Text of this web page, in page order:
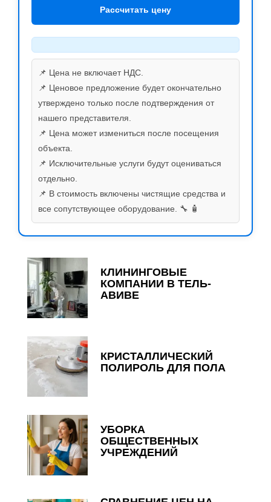
Рассчитать цену
📌 Цена не включает НДС.
📌 Ценовое предложение будет окончательно
утверждено только после подтверждения от
нашего представителя.
📌 Цена может измениться после посещения
объекта.
📌 Исключительные услуги будут оцениваться
отдельно.
📌 В стоимость включены чистящие средства и
все сопутствующее оборудование. 🔧 🧴
КЛИНИНГОВЫЕ
КОМПАНИИ В ТЕЛЬ-
АВИВЕ
КРИСТАЛЛИЧЕСКИЙ
ПОЛИРОЛЬ ДЛЯ ПОЛА
УБОРКА
ОБЩЕСТВЕННЫХ
УЧРЕЖДЕНИЙ